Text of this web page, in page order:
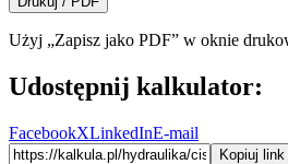
Użyj „Zapisz jako PDF” w oknie
Udostępnij kalkulator:
FacebookXLinkedInE-mail
Kopiuj link